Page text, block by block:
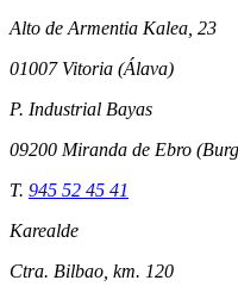
Alto de Armentia Kalea, 23
01007 Vitoria (Álava)
P. Industrial Bayas
09200 Miranda de Ebro
T. 945 52 45 41
Karealde
Ctra. Bilbao, km. 120